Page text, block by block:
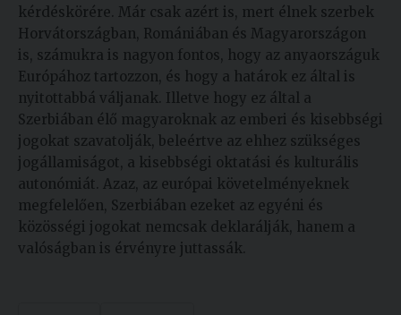
kérdéskörére. Már csak azért is, mert élnek szerbek
Horvátországban, Romániában és Magyarországon
is, számukra is nagyon fontos, hogy az anyaországuk
Európához tartozzon, és hogy a határok ez által is
nyitottabbá váljanak. Illetve hogy ez által a
Szerbiában élő magyaroknak az emberi és kisebbségi
jogokat szavatolják, beleértve az ehhez szükséges
jogállamiságot, a kisebbségi oktatási és kulturális
autonómiát. Azaz, az európai követelményeknek
megfelelően, Szerbiában ezeket az egyéni és
közösségi jogokat nemcsak deklarálják, hanem a
valóságban is érvényre juttassák.